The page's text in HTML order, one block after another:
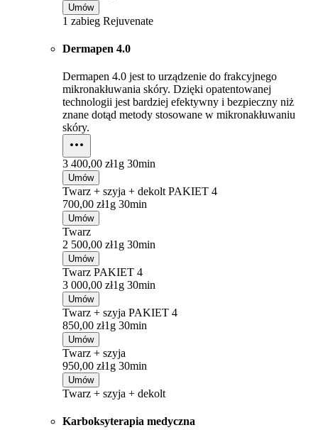
Umów
1 zabieg Rejuvenate
Dermapen 4.0
Dermapen 4.0 jest to urządzenie do frakcyjnego
mikronakłuwania skóry. Dzięki opatentowanej
technologii jest bardziej efektywny i bezpieczny niż
znane dotąd metody stosowane w mikronakłuwaniu
skóry.
3 400,00 zł1g 30min
Umów
Twarz + szyja + dekolt PAKIET 4
700,00 zł1g 30min
Umów
Twarz
2 500,00 zł1g 30min
Umów
Twarz PAKIET 4
3 000,00 zł1g 30min
Umów
Twarz + szyja PAKIET 4
850,00 zł1g 30min
Umów
Twarz + szyja
950,00 zł1g 30min
Umów
Twarz + szyja + dekolt
Karboksyterapia medyczna